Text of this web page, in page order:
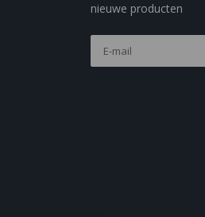
nieuwe producten